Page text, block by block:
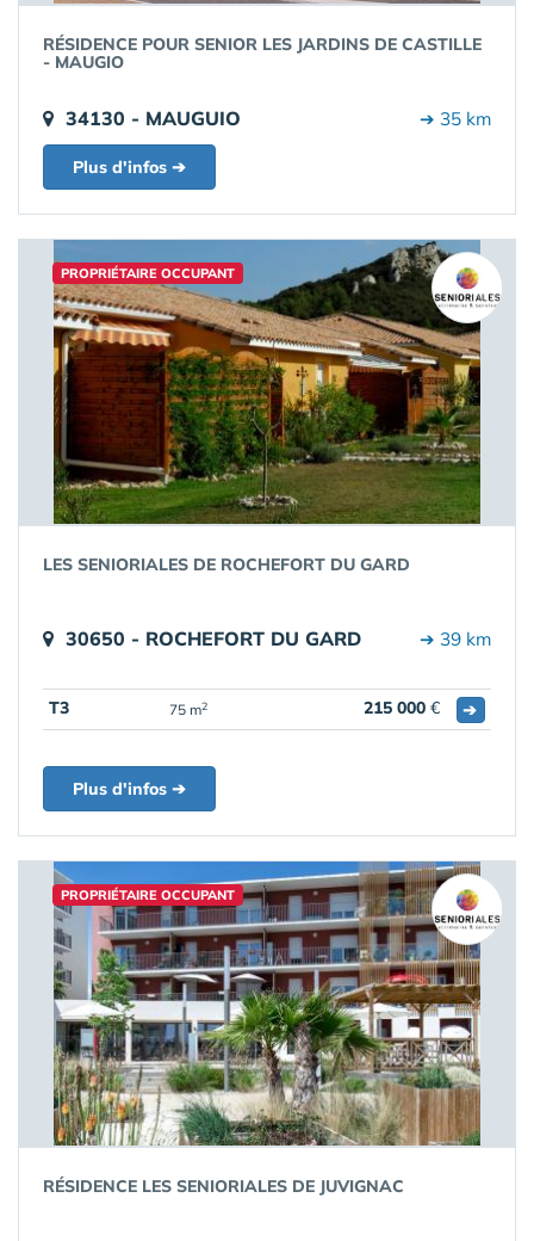
RÉSIDENCE POUR SENIOR LES JARDINS DE CASTILLE
- MAUGIO
34130 - MAUGUIO ➔ 35 km
Plus d'infos ➔
PROPRIÉTAIRE OCCUPANT
LES SENIORIALES DE ROCHEFORT DU GARD
30650 - ROCHEFORT DU GARD ➔ 39 km
T3 75 m2 215 000 € ➔
Plus d'infos ➔
PROPRIÉTAIRE OCCUPANT
RÉSIDENCE LES SENIORIALES DE JUVIGNAC